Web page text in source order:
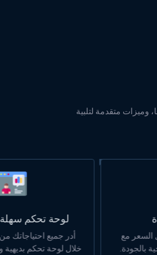
وميزات متقدمة لتلبية
مع
لوحة تحكم سهلة
أدر جميع احتياجاتك من
خلال لوحة تحكم بديهية وسهلة